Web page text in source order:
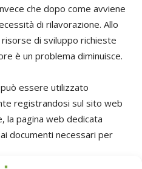
che dopo come avviene
di rilavorazione. Allo
di sviluppo richieste
è un problema diminuisce.
può essere utilizzato
registrandosi sul sito web
la pagina web dedicata
documenti necessari per